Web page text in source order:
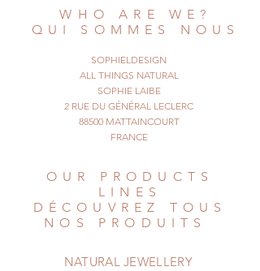
WHO ARE WE?
QUI SOMMES NOUS
SOPHIELDESIGN
ALL THINGS NATURAL
SOPHIE LAIBE
2 RUE DU GÉNÉRAL LECLERC
88500 MATTAINCOURT
FRANCE
OUR PRODUCTS
LINES
DÉCOUVREZ TOUS
NOS PRODUITS
NATURAL JEWELLERY